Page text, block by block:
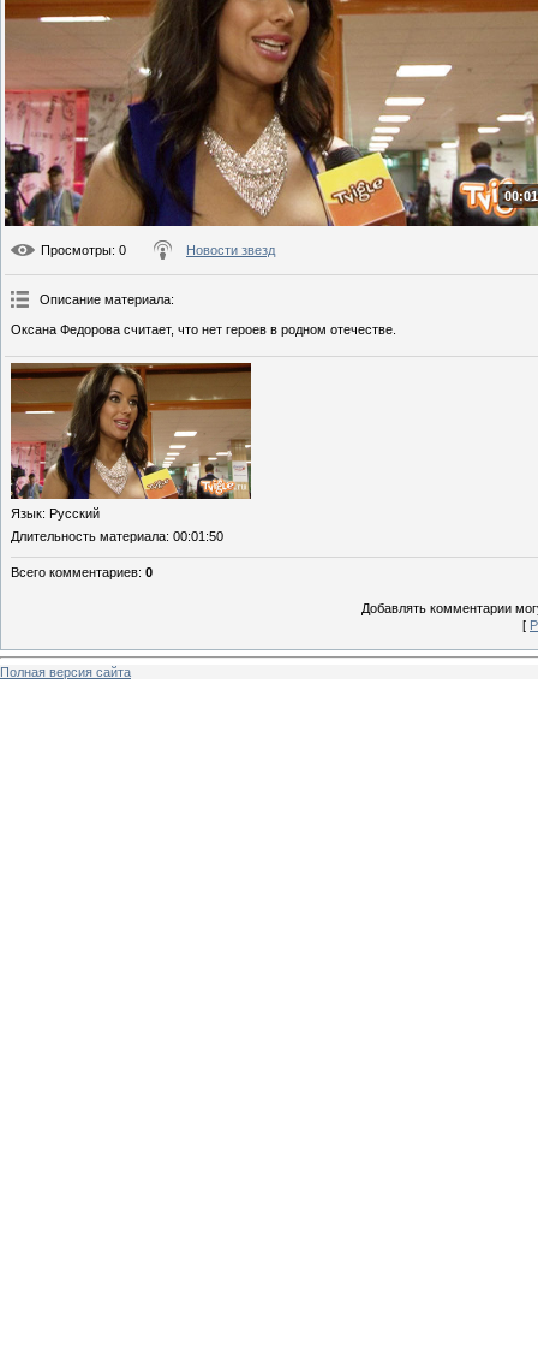
Просмотры: 0 Новости звезд
Описание материала:
Оксана Федорова считает, что нет героев в родном отечестве.
Язык: Русский
Длительность материала: 00:01:50
Всего комментариев: 0
Добавлять комментарии
[
Полная версия сайта